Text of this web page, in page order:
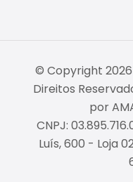
© Copyright
Direitos
por
CNPJ:
Luís, 600 - Loja